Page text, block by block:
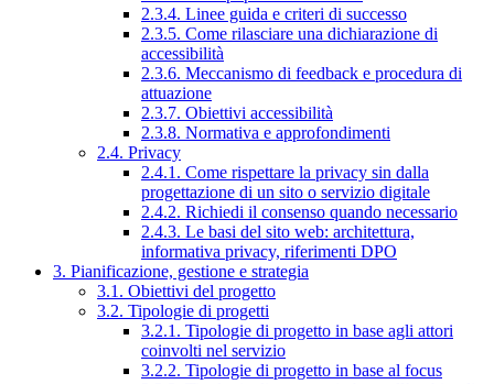
2.3.4. Linee guida e criteri di successo
2.3.5. Come rilasciare una dichiarazione di
accessibilità
2.3.6. Meccanismo di feedback e procedura di
attuazione
2.3.7. Obiettivi accessibilità
2.3.8. Normativa e approfondimenti
2.4. Privacy
2.4.1. Come rispettare la privacy sin dalla
progettazione di un sito o servizio digitale
2.4.2. Richiedi il consenso quando necessario
2.4.3. Le basi del sito web: architettura,
informativa privacy, riferimenti DPO
3. Pianificazione, gestione e strategia
3.1. Obiettivi del progetto
3.2. Tipologie di progetti
3.2.1. Tipologie di progetto in base agli attori
coinvolti nel servizio
3.2.2. Tipologie di progetto in base al focus